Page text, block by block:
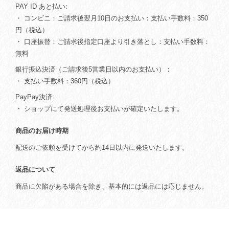
PAY ID あと払い:
・ コンビニ：ご請求後翌月10日のお支払い：支払い手数料：350
円（税込）
・ 口座振替：ご請求後指定口座より引き落とし：支払い手数料：
無料
銀行振込決済（ご請求後5営業日以内のお支払い）：
・ 支払い手数料：360円（税込）
PayPay決済:
・ ショップにて発送処理後お支払いが確定いたします。
商品のお届け時期
配送のご依頼を受けてから約14日以内に発送いたします。
返品について
商品に欠陥がある場合を除き、基本的には返品には応じません。